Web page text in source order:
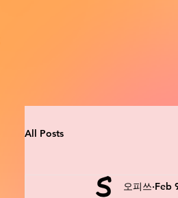
All Posts
오피쓰 Feb